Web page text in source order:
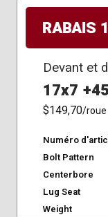
RABAIS
Devant et
17x7 +45
$149,70/roue
Numéro
Bolt Pattern
Centerbore
Lug Seat
Weight